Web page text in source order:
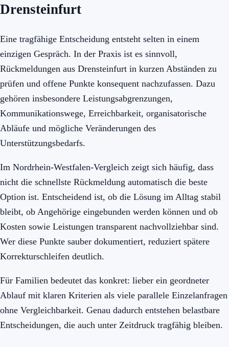
Drensteinfurt
Eine tragfähige Entscheidung entsteht selten in einem
einzigen Gespräch. In der Praxis ist es sinnvoll,
Rückmeldungen aus Drensteinfurt in kurzen Abständen zu
prüfen und offene Punkte konsequent nachzufassen. Dazu
gehören insbesondere Leistungsabgrenzungen,
Kommunikationswege, Erreichbarkeit, organisatorische
Abläufe und mögliche Veränderungen des
Unterstützungsbedarfs.
Im Nordrhein-Westfalen-Vergleich zeigt sich häufig, dass
nicht die schnellste Rückmeldung automatisch die beste
Option ist. Entscheidend ist, ob die Lösung im Alltag stabil
bleibt, ob Angehörige eingebunden werden können und ob
Kosten sowie Leistungen transparent nachvollziehbar sind.
Wer diese Punkte sauber dokumentiert, reduziert spätere
Korrekturschleifen deutlich.
Für Familien bedeutet das konkret: lieber ein geordneter
Ablauf mit klaren Kriterien als viele parallele Einzelanfragen
ohne Vergleichbarkeit. Genau dadurch entstehen belastbare
Entscheidungen, die auch unter Zeitdruck tragfähig bleiben.